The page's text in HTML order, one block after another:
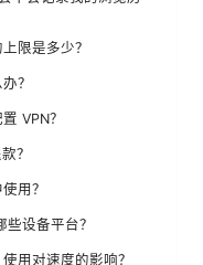
限是多少？
？
VPN？
？
用？
设备平台？
用对速度的影响？